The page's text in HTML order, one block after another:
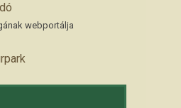
webportálja